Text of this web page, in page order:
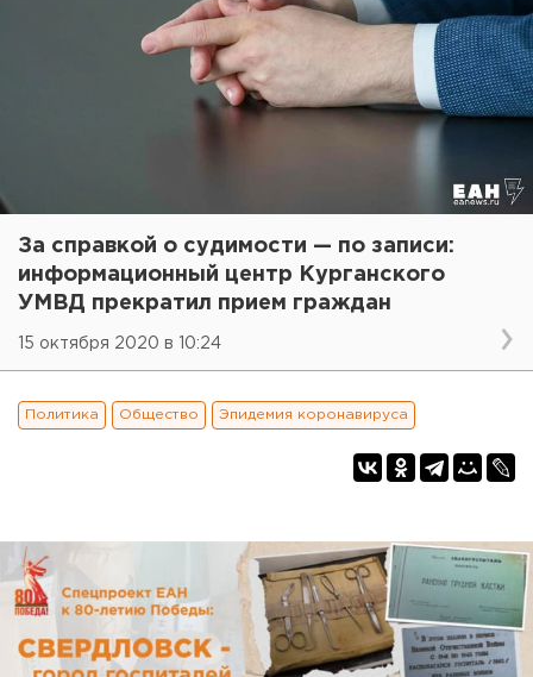
За справкой о судимости — по записи:
информационный центр Курганского
УМВД прекратил прием граждан
15 октября 2020 в 10:24
Политика Общество Эпидемия коронавируса